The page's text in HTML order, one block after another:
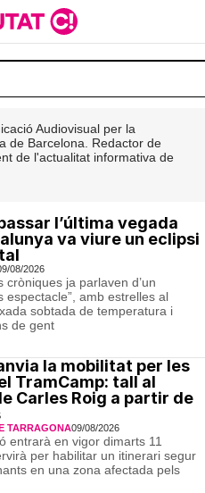
Audiovisual per la
de Barcelona. Redactor de
de l'actualitat informativa de
l’última vegada
va viure un eclipsi
08/2026
cròniques ja parlaven d’un
espectacle”, amb estrelles al
sobtada de temperatura i
de gent
la mobilitat per les
TramCamp: tall al
Carles Roig a partir de
TARRAGONA09/08/2026
entrarà en vigor dimarts 11
per habilitar un itinerari segur
en una zona afectada pels